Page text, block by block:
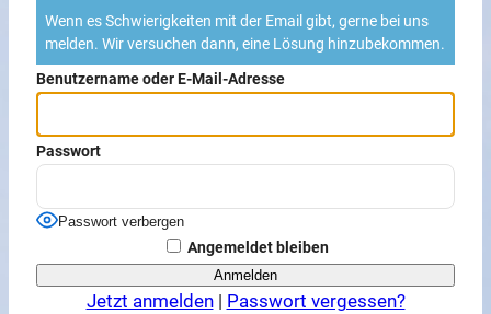
Wenn es Schwierigkeiten mit der Email gibt, gerne bei uns
melden. Wir versuchen dann, eine Lösung hinzubekommen.
Benutzername oder E-Mail-Adresse
Passwort
Passwort verbergen
Angemeldet bleiben
Jetzt anmelden| Passwort vergessen?